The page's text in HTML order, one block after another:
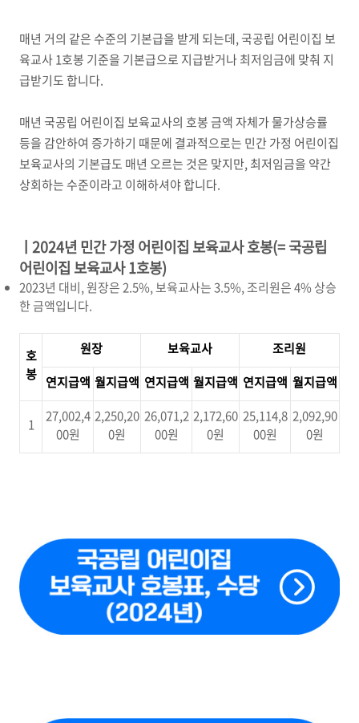
매년 거의 같은 수준의 기본급을 받게 되는데,국공립 어린이집 보
육교사1호봉 기준을 기본급으로 지급받거나 최저임금에 맞춰 지
급받기도 합니다.
매년 국공립 어린이집 보육교사의 호봉 금액 자체가 물가상승률
등을 감안하여 증가하기 때문에 결과적으로는 민간 가정 어린이집
보육교사의 기본급도 매년 오르는 것은 맞지만, 최저임금을 약간
상회하는 수준이라고 이해하셔야 합니다.
ㅣ 2024년 민간 가정 어린이집 보육교사 호봉(=국공립
어린이집 보육교사1호봉)
2023년 대비, 원장은 2.5%, 보육교사는 3.5%, 조리원은 4% 상승
한 금액입니다.
호
봉
원장 보육교사
조리원
연지급액 월지급액 연지급액 월지급액 연지급액 월지급액
1
27,002,4
00원
2,250,20
0원
26,071,2
00원
2,172,60
0원
25,114,8
00원
2,092,90
0원